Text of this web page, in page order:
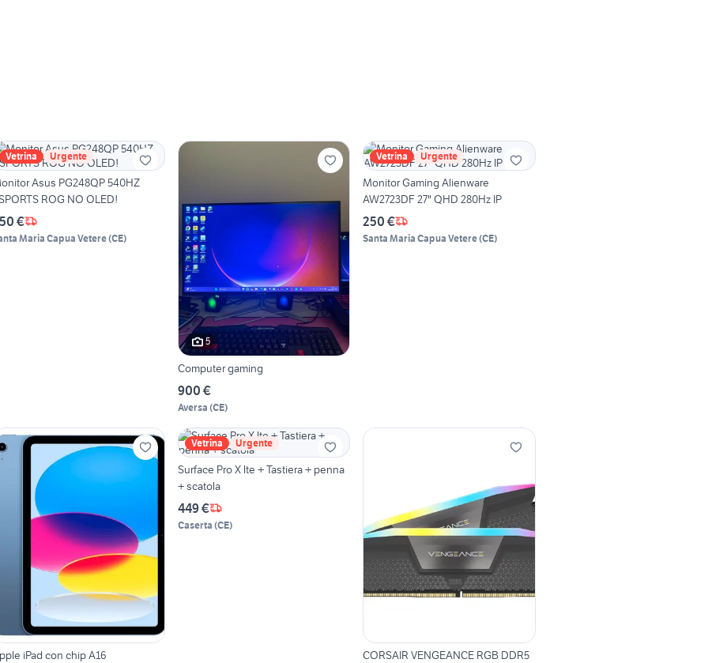
Vetrina Urgente
Asus PG248QP 540HZ
ROG NO OLED!
€
Maria Capua Vetere(CE)
5
Computer gaming
900 €
Aversa (CE)
Vetrina Urgente
Monitor Gaming Alienware
AW2723DF 27" QHD 280Hz IP
250 €
Santa Maria Capua Vetere(CE)
iPad con chip A16
Vetrina Urgente
Surface Pro X lte + Tastiera + penna
+ scatola
449 €
Caserta (CE)
CORSAIR VENGEANCE RGB DDR5